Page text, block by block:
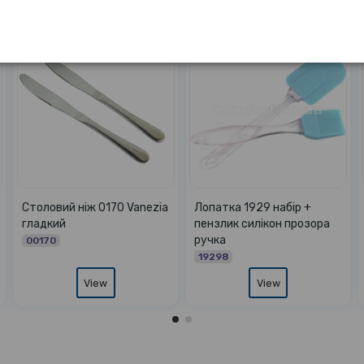
Лопатка 0352 тефлон
мармур 36см
03525
View
Шумівка 0234
00234
View